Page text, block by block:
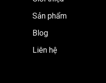
Sản phẩm
Blog
Liên hệ